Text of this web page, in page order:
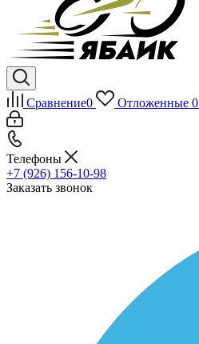
Сравнение0 Отложенные 0
Телефоны
+7 (926) 156-10-98
Заказать звонок